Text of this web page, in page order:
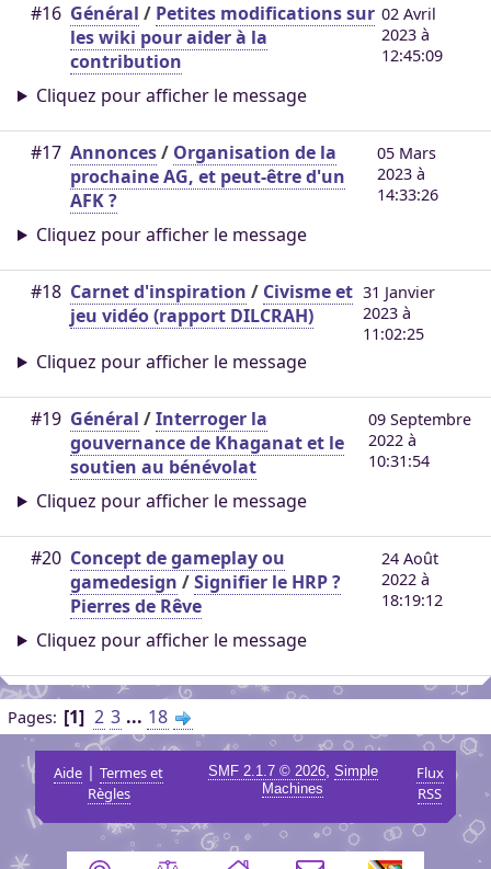
#16 Général / Petites modifications sur
les wiki pour aider à la
contribution
02 Avril
2023 à
12:45:09
Cliquez pour afficher le message
#17 Annonces/ Organisation de la
prochaine AG, et peut-être d'un
AFK ?
05 Mars
2023 à
14:33:26
Cliquez pour afficher le message
#18 Carnet d'inspiration / Civisme et
jeu vidéo (rapport DILCRAH)
31 Janvier
2023 à
11:02:25
Cliquez pour afficher le message
#19 Général /Interroger la
gouvernance de Khaganat et le
soutien au bénévolat
09 Septembre
2022 à
10:31:54
Cliquez pour afficher le message
#20 Concept de gameplay ou
gamedesign /Signifier le HRP ?
Pierres de Rêve
24 Août
2022 à
18:19:12
Cliquez pour afficher le message
Pages 1 2 3 ... 18
Aide |Termes et
Règles
SMF 2.1.7 © 2026, Simple
Machines
Flux
RSS